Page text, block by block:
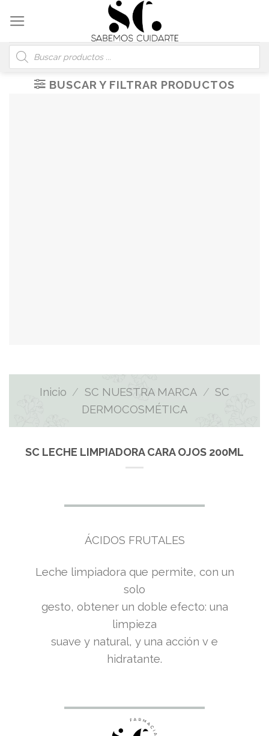
content
Búsqueda
de
productos
BUSCAR Y FILTRAR PRODUCTOS
Inicio / SC NUESTRA MARCA / SC
DERMOCOSMÉTICA
SC LECHE LIMPIADORA CARA OJOS 200ML
ÁCIDOS FRUTALES
Leche limpiadora que permite, con un
solo
gesto, obtener un doble efecto: una
limpieza
suave y natural, y una acción v e
hidratante.